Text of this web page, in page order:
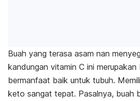
Buah yang terasa asam nan
kandungan vitamin C ini merupakan
bermanfaat baik untuk tubuh.
keto sangat tepat. Pasalnya, buah